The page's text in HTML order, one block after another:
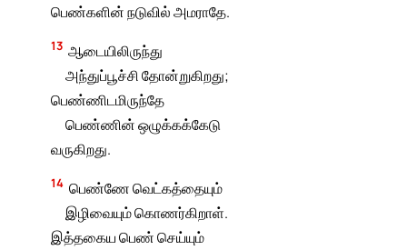
பெண்களின் நடுவில் அமராதே.
13 ஆடையிலிருந்து
அந்துப்பூச்சி தோன்றுகிறது;
பெண்ணிடமிருந்தே
பெண்ணின் ஒழுக்கக்கேடு
வருகிறது.
14 பெண்ணே வெட்கத்தையும்
இழிவையும் கொணர்கிறாள்.
இத்தகைய பெண் செய்யும்